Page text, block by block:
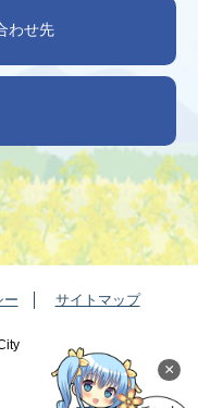
×
わせ先
ー サイトマップ